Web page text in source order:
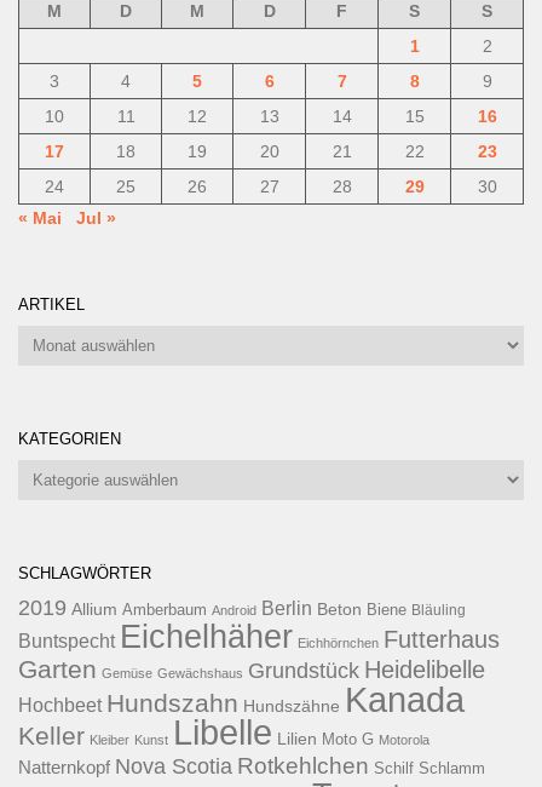
M
D M D F S
S
1
2
3
4 5 6 7 8
9
10
11 12 13 14 15
16
17
18 19 20 21 22
23
24
25 26 27 28 29
30
« Mai
Jul »
ARTIKEL
Artikel
KATEGORIEN
Kategorien
SCHLAGWÖRTER
2019 Allium Amberbaum Android Berlin Beton Biene Bläuling
Buntspecht Eichelhäher Eichhörnchen Futterhaus
Garten Gemüse Gewächshaus Grundstück Heidelibelle
Hochbeet Hundszahn Hundszähne Kanada
Keller Kleiber Kunst Libelle Lilien Moto G Motorola
Natternkopf Nova Scotia Rotkehlchen Schilf Schlamm